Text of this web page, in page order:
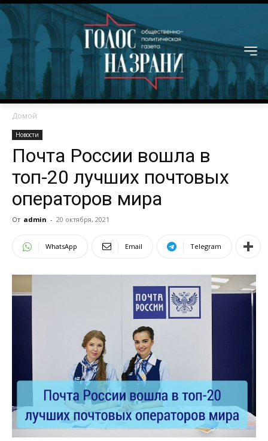
Домой
Новости
Почта России вошла в
топ-20 лучших почтовых
операторов мира
От admin - 20 октября, 2021
WhatsApp Email Telegram